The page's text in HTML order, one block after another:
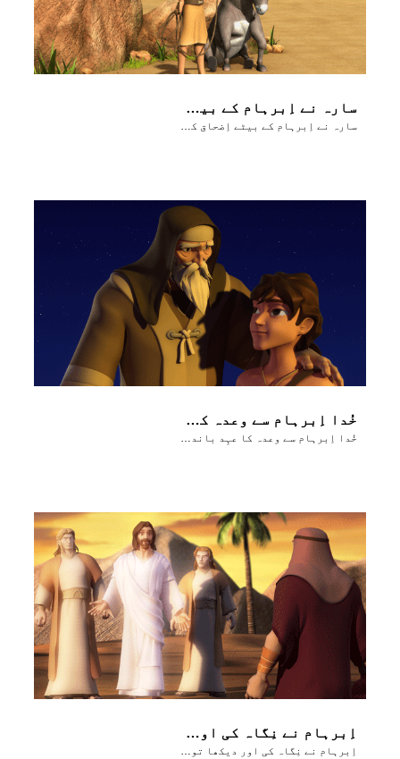
سارہ نے اِبرہام کے بیٹے اِضحاق کو جَنم دیا۔
خُدا اِبرہام سے وعدہ کا عہِد باندھتا ہے
خُدا اِبرہام سے وعدہ کا عہِد باندھتا ہے
اِبرہام نے نِگاہ کی اور دیکھا تو اُسے تیِن مَرد قریب کھڑے نظر آے
اِبرہام نے نِگاہ کی اور دیکھا تو اُسے تیِن مَرد قریب کھڑے نظر آے